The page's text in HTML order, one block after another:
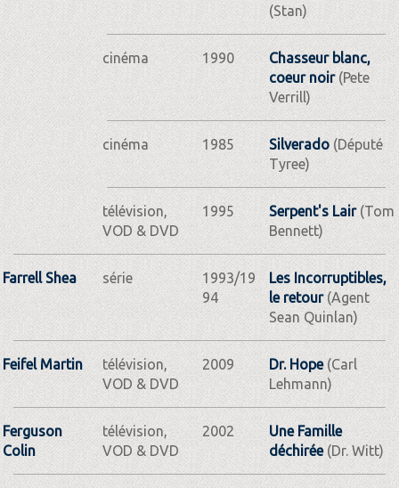
(Stan)
cinéma 1990
Chasseur blanc,
coeur noir(Pete
Verrill)
cinéma 1985 Silverado(Député
Tyree)
télévision,
VOD & DVD
1995 Serpent's Lair(Tom
Bennett)
Farrell Shea série
1993/19
94
Les Incorruptibles,
le retour(Agent
Sean Quinlan)
Feifel Martin
télévision,
VOD & DVD
2009 Dr. Hope(Carl
Lehmann)
Ferguson
Colin
télévision,
VOD & DVD
2002
Une Famille
déchirée(Dr. Witt)